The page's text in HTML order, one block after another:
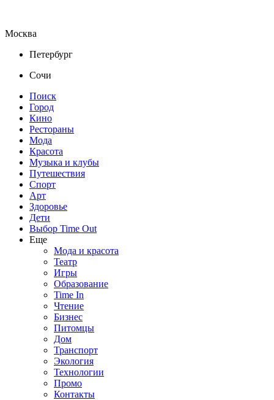
Москва
Петербург
Сочи
Поиск
Город
Кино
Рестораны
Мода
Красота
Музыка и клубы
Путешествия
Спорт
Арт
Здоровье
Дети
Выбор Time Out
Еще
Мода и красота
Театр
Игры
Образование
Time In
Чтение
Бизнес
Питомцы
Дом
Транспорт
Экология
Технологии
Промо
Контакты